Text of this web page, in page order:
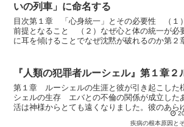
いの列車」に命名する
目次第１章 「心身統一」とその必要性 （１
前提となること （２）なぜ心と体の統一が
に耳を傾けることでなぜ沈黙が破れるのか第
ら統一主義へ向かう道 （１）「思いの列車」
『人類の犯罪者ルーシェル』第１章
第１章 ルーシェルの生涯と彼が引き起こし
シェルの生存 エバとの不倫の関係が成立した
活は神様からとても遠くなりました。彼のあら
に反撃し対抗する非原理的生活に発展してい
疾病の根本原因と